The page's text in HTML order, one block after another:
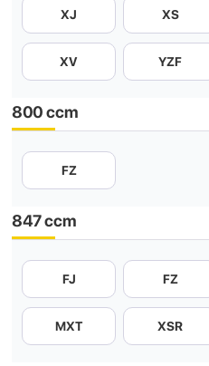
XJ XS
XV YZF
800 ccm
FZ
847 ccm
FJ FZ
MXT XSR